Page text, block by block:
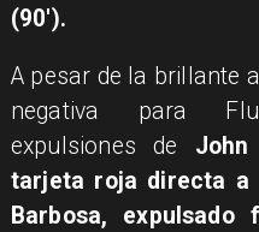
(90').
A pesar de la brillante
negativa para
expulsiones de
tarjeta roja directa a
Barbosa,